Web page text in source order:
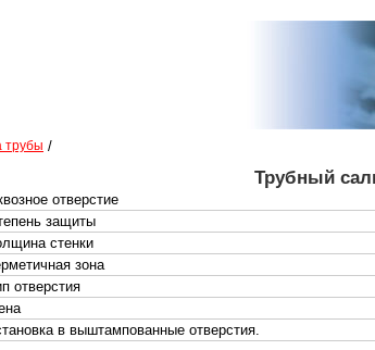
трубы /
Трубный
отверстие
защиты
стенки
зона
отверстия
в выштампованные отверстия.